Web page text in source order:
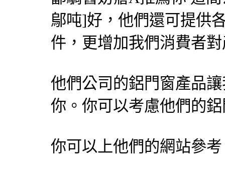
鄔吨]好，他們還可提供
件，更增加我們消費者
他們公司的鋁門窗產品
你。你可以考慮他們的
你可以上他們的網站參